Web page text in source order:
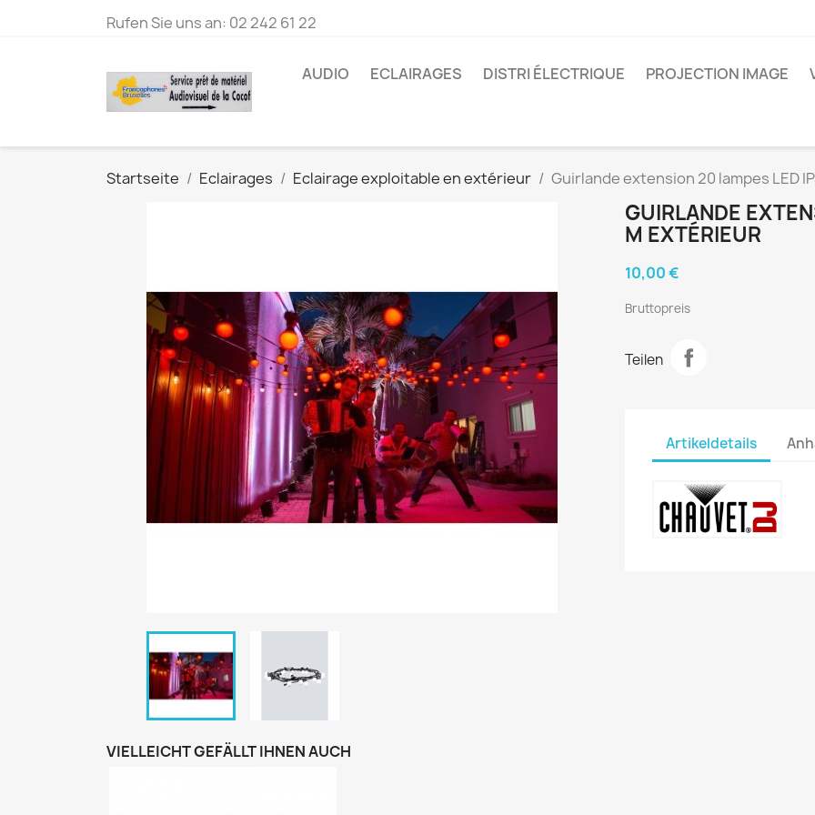
Rufen Sie uns an: 02 242 61 22
AUDIO ECLAIRAGES DISTRI ÉLECTRIQUE PROJECTION IMAGE
Startseite Eclairages Eclairage exploitable en extérieur Guirlande extension 20 lampes LED
GUIRLANDE
M EXTÉRIEUR
10,00 €
Bruttopreis
Teilen
Artikeldetails
VIELLEICHT GEFÄLLT IHNEN AUCH